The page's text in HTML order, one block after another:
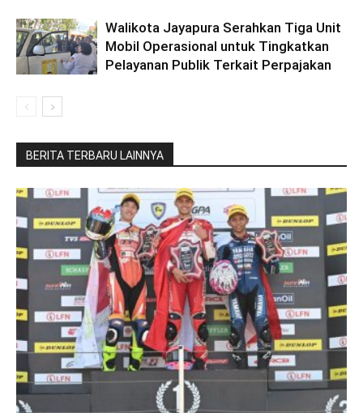
Walikota Jayapura Serahkan Tiga Unit
Mobil Operasional untuk Tingkatkan
Pelayanan Publik Terkait Perpajakan
BERITA TERBARU LAINNYA